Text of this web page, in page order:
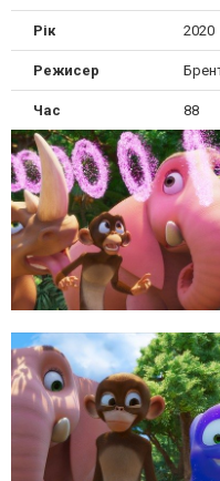
Рік 2020
Режисер
Час 88